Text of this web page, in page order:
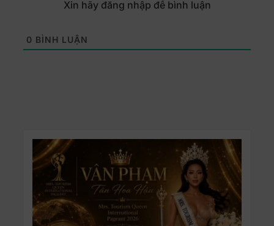
Xin hãy đăng nhập để bình luận
0 BÌNH LUẬN